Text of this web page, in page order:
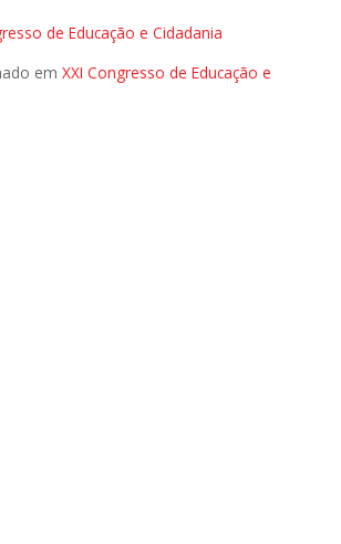
de Educação e Cidadania
emXXI Congresso de Educação e